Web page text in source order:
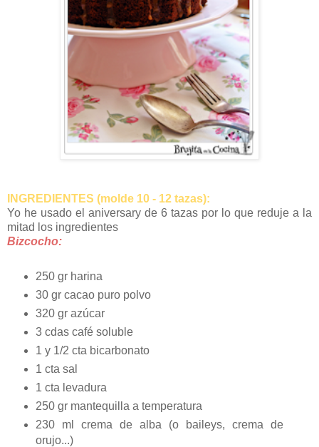
INGREDIENTES (molde 10 - 12 tazas):
Yo he usado el aniversary de 6 tazas por lo que reduje a la
mitad los ingredientes
Bizcocho:
250 gr harina
30 gr cacao puro polvo
320 gr azúcar
3 cdas café soluble
1 y 1/2 cta bicarbonato
1 cta sal
1 cta levadura
250 gr mantequilla a temperatura
230 ml crema de alba (o baileys, crema de
orujo...)